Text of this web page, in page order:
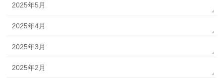
2025年5月
2025年4月
2025年3月
2025年2月